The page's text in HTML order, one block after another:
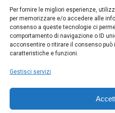
Per fornire le migliori esperienze,
per memorizzare e/o accedere alle
consenso a queste tecnologie ci
comportamento di navigazione o ID
acconsentire o ritirare il consenso
caratteristiche e funzioni.
Gestisci servizi
La Società ha nominato il Responsabile della Protezione dei Dati
nostra Società per tutelare